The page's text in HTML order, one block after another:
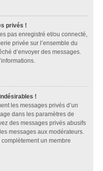
privés !
pas enregistré et/ou connecté,
privée sur l’ensemble du
d’envoyer des messages.
!
les messages privés d’un
dans les paramètres de
des messages privés abusifs
messages aux modérateurs.
un membre